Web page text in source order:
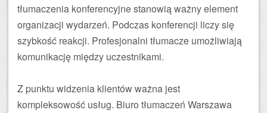
tłumaczenia konferencyjne stanowią ważny element
organizacji wydarzeń. Podczas konferencji liczy się
szybkość reakcji. Profesjonalni tłumacze umożliwiają
komunikację między uczestnikami.
Z punktu widzenia klientów ważna jest
kompleksowość usług. Biuro tłumaczeń Warszawa